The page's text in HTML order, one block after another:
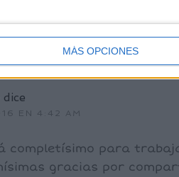
MÁS OPCIONES
dice
EN 4:42 AM
completísimo para
gracias por